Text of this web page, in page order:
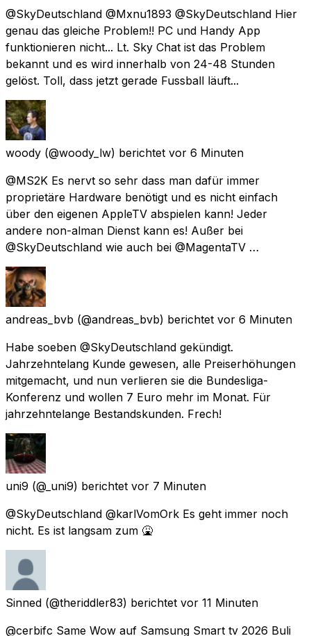
@SkyDeutschland @Mxnu1893 @SkyDeutschland Hier
genau das gleiche Problem!! PC und Handy App
funktionieren nicht... Lt. Sky Chat ist das Problem
bekannt und es wird innerhalb von 24-48 Stunden
gelöst. Toll, dass jetzt gerade Fussball läuft...
woody (@woody_lw) berichtet vor 6 Minuten
@MS2K Es nervt so sehr dass man dafür immer
proprietäre Hardware benötigt und es nicht einfach
über den eigenen AppleTV abspielen kann! Jeder
andere non-alman Dienst kann es! Außer bei
@SkyDeutschland wie auch bei @MagentaTV …
andreas_bvb (@andreas_bvb) berichtet vor 6 Minuten
Habe soeben @SkyDeutschland gekündigt.
Jahrzehntelang Kunde gewesen, alle Preiserhöhungen
mitgemacht, und nun verlieren sie die Bundesliga-
Konferenz und wollen 7 Euro mehr im Monat. Für
jahrzehntelange Bestandskunden. Frech!
uni9 (@_uni9) berichtet vor 7 Minuten
@SkyDeutschland @karlVomOrk Es geht immer noch
nicht. Es ist langsam zum 🤮
Sinned (@theriddler83) berichtet vor 11 Minuten
@cerbifc Same Wow auf Samsung Smart tv 2026 Buli